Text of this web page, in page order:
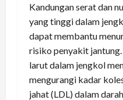
Kandungan serat dan
yang tinggi dalam
dapat membantu
risiko penyakit jantung.
larut dalam jengkol
mengurangi kadar
jahat (LDL) dalam